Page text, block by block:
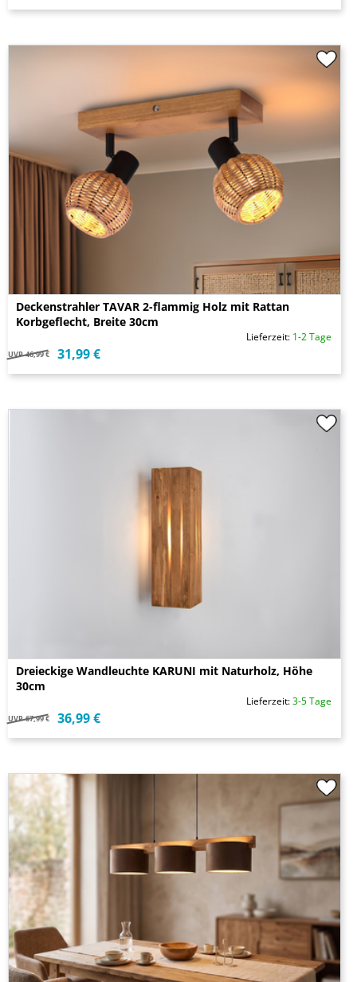
Deckenstrahler TAVAR 2-flammig Holz mit Rattan
Korbgeflecht, Breite 30cm
Lieferzeit: 1-2 Tage
UVP 46,99 € 31,99 €
Dreieckige Wandleuchte KARUNI mit Naturholz, Höhe
30cm
Lieferzeit:3-5 Tage
UVP 67,99 € 36,99 €